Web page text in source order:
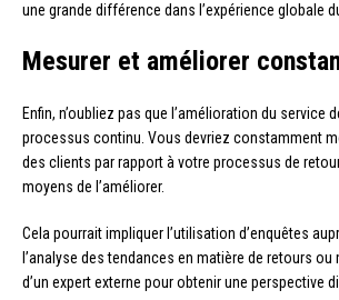
une grande différence dans l’expérience globale
Mesurer et améliorer
Enfin, n’oubliez pas que l’amélioration du service
processus continu. Vous devriez constamment
des clients par rapport à votre processus de
moyens de l’améliorer.
Cela pourrait impliquer l’utilisation d’enquêtes
l’analyse des tendances en matière de retours
d’un expert externe pour obtenir une perspective